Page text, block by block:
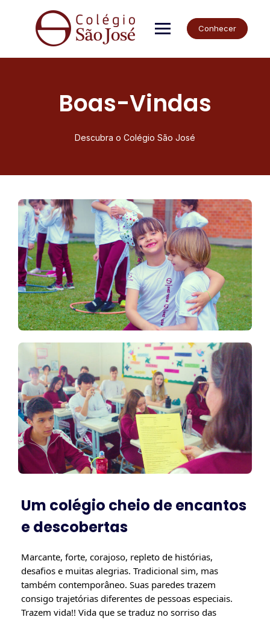
Conhecer
Boas-Vindas
Descubra o Colégio São José
Um colégio cheio de encantos
e descobertas
Marcante, forte, corajoso, repleto de histórias,
desafios e muitas alegrias. Tradicional sim, mas
também contemporâneo. Suas paredes trazem
consigo trajetórias diferentes de pessoas especiais.
Trazem vida!! Vida que se traduz no sorriso das